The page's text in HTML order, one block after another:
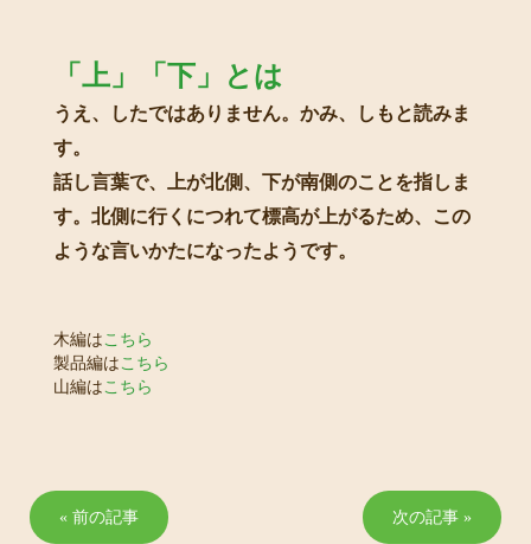
「上」「下」とは
うえ、したではありません。かみ、しもと読みま
す。
話し言葉で、上が北側、下が南側のことを指しま
す。北側に行くにつれて標高が上がるため、この
ような言いかたになったようです。
木編は こちら
製品編は こちら
山編は こちら
次の記事 »
« 前の記事